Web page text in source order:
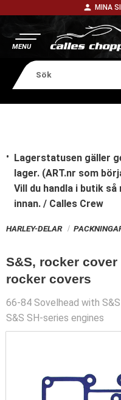
person MINA
Lagerstatusen gäller
lager. (ART.nr som
Vill du handla i butik så
innan. / Calles Crew
HARLEY-DELAR
S&S, rocker
rocker covers
66-84 Sovelhead with
S&S SH-series engines